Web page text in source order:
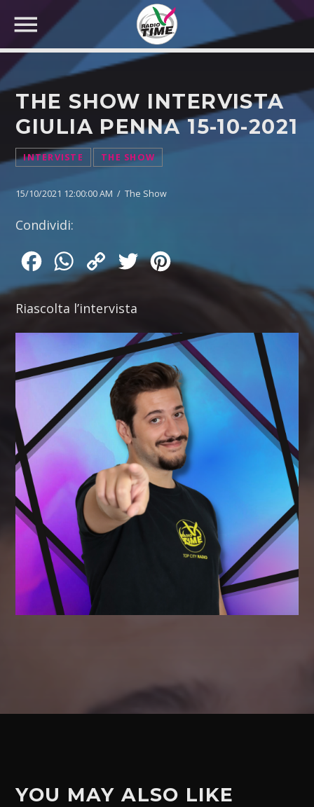
CERCA NEL SITO WEB:
THE SHOW INTERVISTA
GIULIA PENNA 15-10-2021
INTERVISTE THE SHOW
15/10/2021 12:00:00 AM / The Show
Condividi:
FacebookWhatsApp
Copy TwitterPinterest
Riascolta l’intervista
YOU MAY ALSO LIKE